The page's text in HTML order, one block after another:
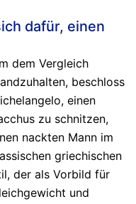
dafür, einen
dem Vergleich
beschloss
einen
zu schnitzen,
nackten Mann im
griechischen
der als Vorbild für
und